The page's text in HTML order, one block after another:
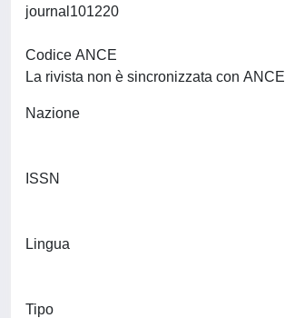
Codice ANCE
La rivista non è sincronizzata con ANCE
Nazione
ISSN
Lingua
Tipo